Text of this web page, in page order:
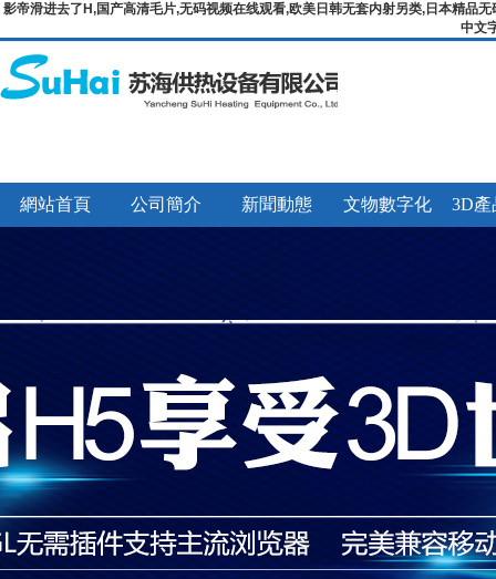
影帝滑进去了H,国产高清毛片,无码视频在线观看,欧美日韩无套内射另类,日本精品
中文
網站首頁 公司簡介 新聞動態 文物數字化 3D產